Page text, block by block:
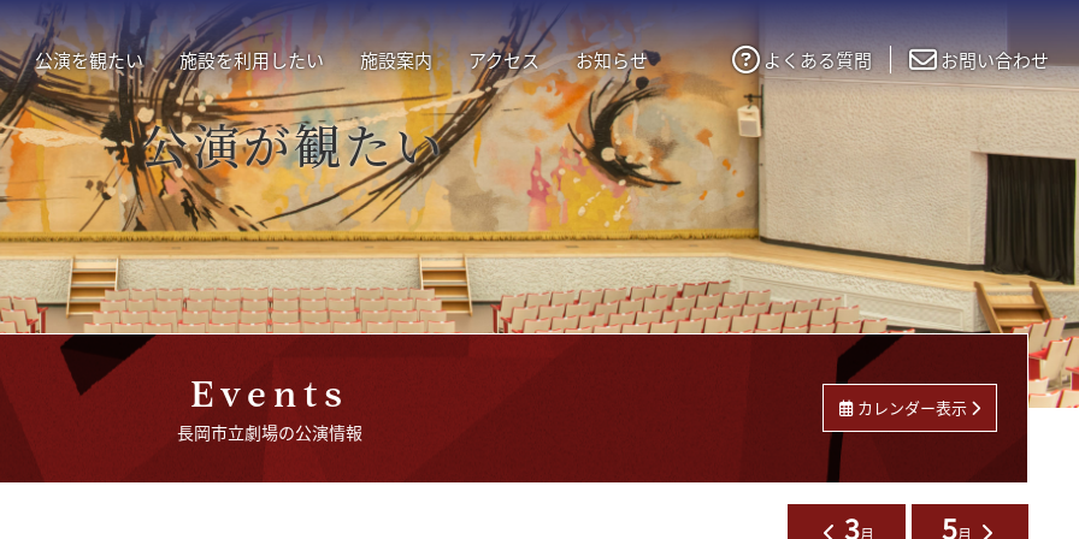
公演を観たい 施設を利用したい 施設案内 アクセス お知らせ よくある質問 お問い合わせ
公演が観たい
Events
長岡市立劇場の公演情報
カレンダー表示
3月 5月